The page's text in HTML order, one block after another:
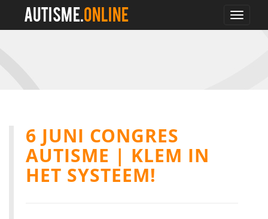
Toggle
AUTISME.ONLINE
6 JUNI CONGRES
AUTISME | KLEM IN
HET SYSTEEM!